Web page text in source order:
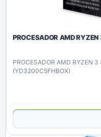
PROCESADOR AMD
PROCESADOR AMD RYZEN
(YD3200C5FHBOX)